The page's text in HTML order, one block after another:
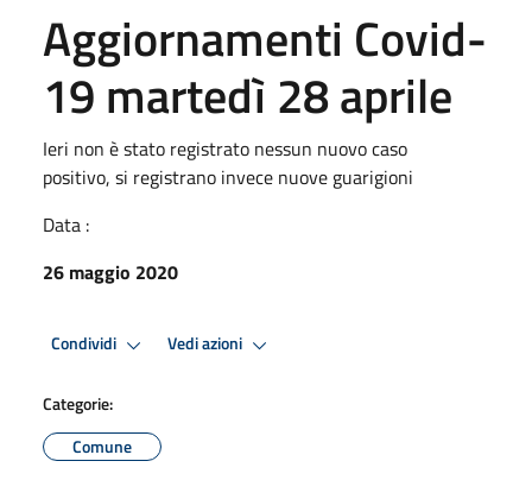
Aggiornamenti Covid-
19 martedì 28 aprile
Ieri non è stato registrato nessun nuovo caso
positivo, si registrano invece nuove guarigioni
Data :
26 maggio 2020
Condividi Vedi azioni
Categorie:
Comune